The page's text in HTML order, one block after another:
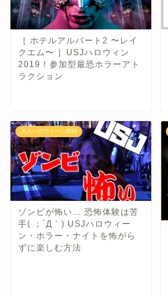
［ ホテルアルバート2 〜レイ
クエム〜 ］USJハロウィン
2019！参加型最恐ホラーアト
ラクション
大人ハロウィーン2018
ゾンビが怖い… 恐怖体験は苦
手( ；´Д｀) USJハロウィー
ン・ホラー・ナイトを怖がら
ずに楽しむ方法